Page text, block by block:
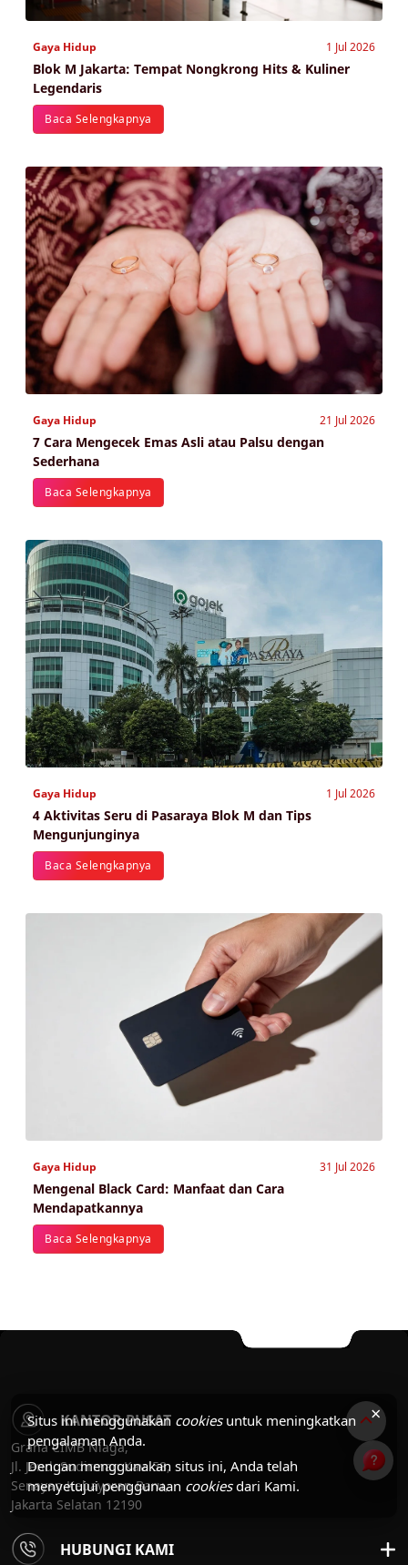
×
Situs ini menggunakan cookiesuntuk meningkatkan
pengalaman Anda.
Dengan menggunakan situs ini, Anda telah
menyetujui penggunaan cookiesdari Kami.
Gaya Hidup 1 Jul 2026
Blok M Jakarta: Tempat Nongkrong Hits & Kuliner
Legendaris
Baca Selengkapnya
Gaya Hidup 21 Jul 2026
7 Cara Mengecek Emas Asli atau Palsu dengan
Sederhana
Baca Selengkapnya
Gaya Hidup 1 Jul 2026
4 Aktivitas Seru di Pasaraya Blok M dan Tips
Mengunjunginya
Baca Selengkapnya
Gaya Hidup 31 Jul 2026
Mengenal Black Card: Manfaat dan Cara
Mendapatkannya
Baca Selengkapnya
KANTOR PUSAT
Graha CIMB Niaga,
Jl. Jend. Sudirman Kav. 58,
Senayan Kebayoran Baru,
Jakarta Selatan 12190
HUBUNGI KAMI